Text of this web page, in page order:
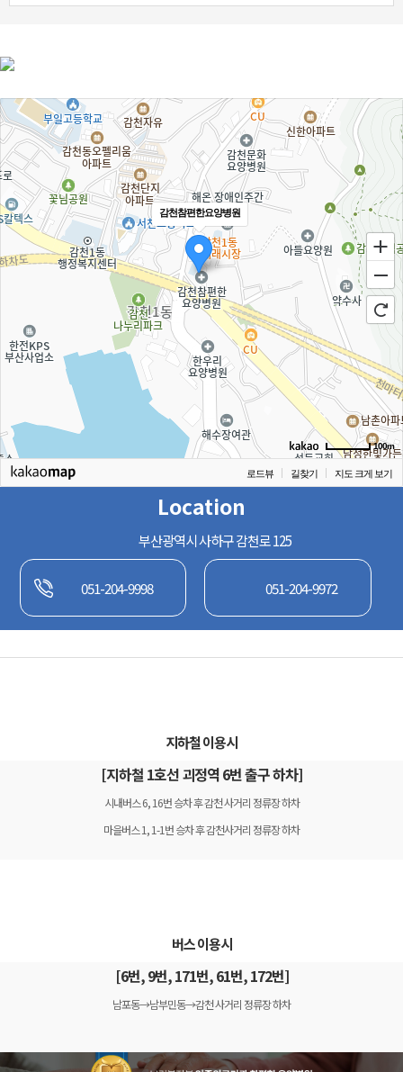
감천참편한요양병원
100m
로드뷰 길찾기 지도 크게 보기
Location
부산광역시 사하구 감천로 125
051-204-9998 051-204-9972
지하철 이용시
[지하철 1호선 괴정역 6번 출구 하차]
시내버스 6, 16번 승차 후 감천 사거리 정류장 하차
마을버스 1, 1-1번 승차 후 감천사거리 정류장 하차
버스 이용시
[6번, 9번, 171번, 61번, 172번]
남포동→남부민동→감천 사거리 정류장 하차